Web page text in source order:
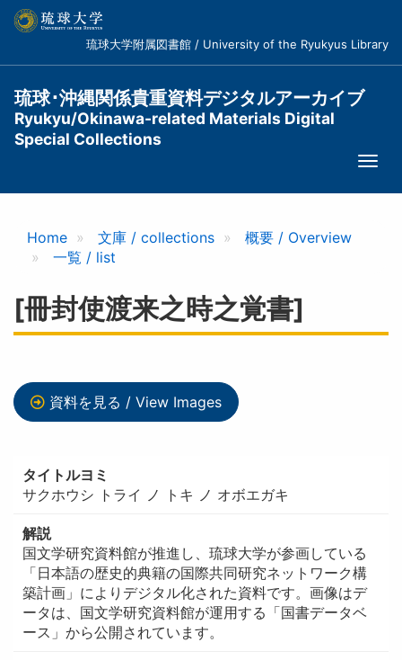
コ
琉球大学附属図書館 / University of the Ryukyus Library
琉球･沖縄関係貴重資料デジタルアーカイブ
Ryukyu/Okinawa-related Materials Digital
Special Collections
Home 文庫 / collections
概要 / Overview
一覧 / list
[冊封使渡来之時之覚書]
資料を見る / View Images
タイトルヨミ
サクホウシ トライ ノ トキ ノ オボエガキ
解説
国文学研究資料館が推進し、琉球大学が参画している
「日本語の歴史的典籍の国際共同研究ネットワーク構
築計画」によりデジタル化された資料です。画像はデ
ータは、国文学研究資料館が運用する「国書データベ
ース」から公開されています。